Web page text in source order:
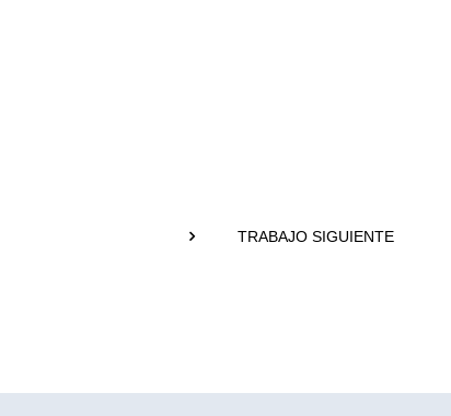
TRABAJO SIGUIENTE